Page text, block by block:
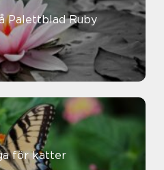
Palettblad Ruby
för katter